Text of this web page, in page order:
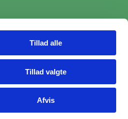
Tillad alle
Tillad valgte
Afvis